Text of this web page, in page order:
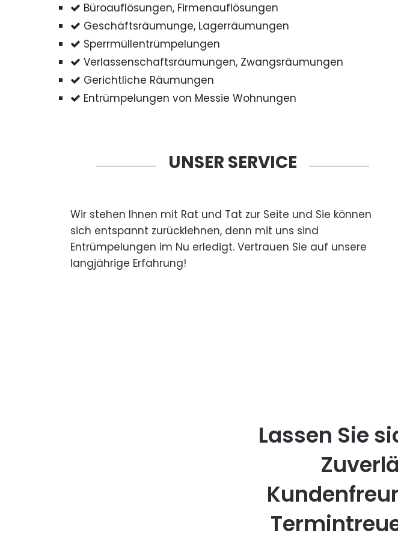
Büroauflösungen, Firmenauflösungen
Geschäftsräumunge, Lagerräumungen
Sperrmüllentrümpelungen
Verlassenschaftsräumungen, Zwangsräumungen
Gerichtliche Räumungen
Entrümpelungen von Messie Wohnungen
UNSER SERVICE
Wir stehen Ihnen mit Rat und Tat zur Seite und Sie können
sich entspannt zurücklehnen, denn mit uns sind
Entrümpelungen im Nu erledigt. Vertrauen Sie auf unsere
langjährige Erfahrung!
Lassen Sie